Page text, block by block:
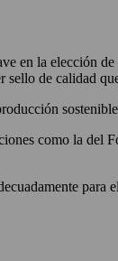
en la elección
de calidad
como la